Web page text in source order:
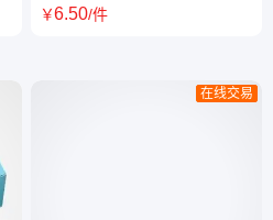
3D相框钥匙扣 独立包装创意礼
￥6.50/件
在线交易